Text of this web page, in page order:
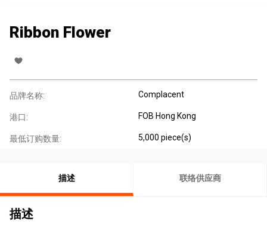
Ribbon Flower
品牌名称: Complacent
港口: FOB Hong Kong
最低订购数量: 5,000 piece(s)
描述 联络供应商
描述